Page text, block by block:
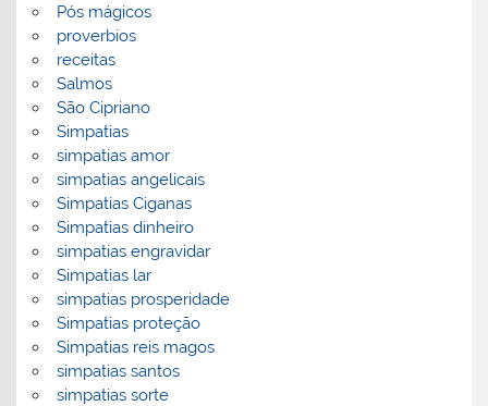
Pós mágicos
proverbios
receitas
Salmos
São Cipriano
Simpatias
simpatias amor
simpatias angelicais
Simpatias Ciganas
Simpatias dinheiro
simpatias engravidar
Simpatias lar
simpatias prosperidade
Simpatias proteção
Simpatias reis magos
simpatias santos
simpatias sorte